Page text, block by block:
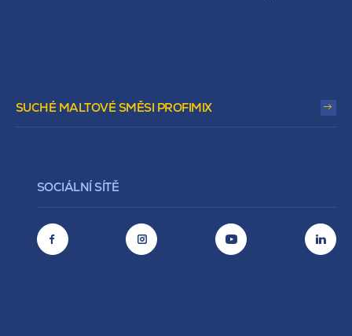
SOCIÁLNÍ SÍTĚ
SUCHÉ MALTOVÉ SMĚSI PROFIMIX